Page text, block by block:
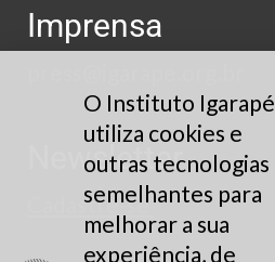
Imprensa
Newsletter
Cadastre-se
O Instituto Igarapé
utiliza cookies e
outras tecnologias
semelhantes para
melhorar a sua
experiência, de